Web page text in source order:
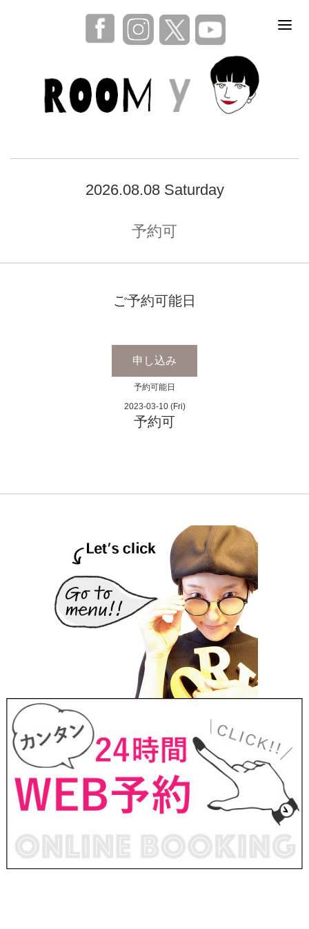
2026.08.08 Saturday
予約可
ご予約可能日
申し込み
予約可能日
2023-03-10 (Fri)
予約可